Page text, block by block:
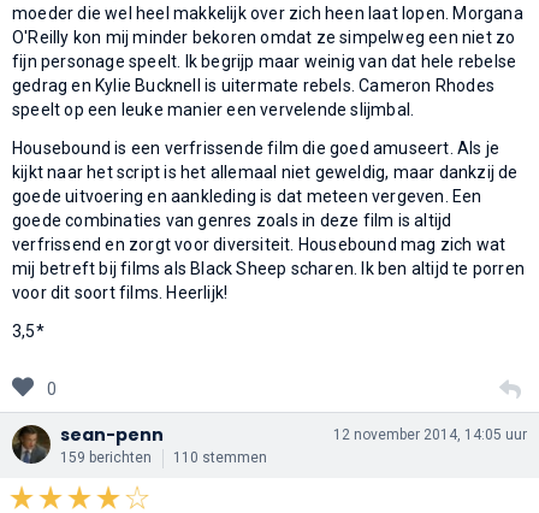
moeder die wel heel makkelijk over zich heen laat lopen. Morgana
O'Reilly kon mij minder bekoren omdat ze simpelweg een niet zo
fijn personage speelt. Ik begrijp maar weinig van dat hele rebelse
gedrag en Kylie Bucknell is uitermate rebels. Cameron Rhodes
speelt op een leuke manier een vervelende slijmbal.
Housebound is een verfrissende film die goed amuseert. Als je
kijkt naar het script is het allemaal niet geweldig, maar dankzij de
goede uitvoering en aankleding is dat meteen vergeven. Een
goede combinaties van genres zoals in deze film is altijd
verfrissend en zorgt voor diversiteit. Housebound mag zich wat
mij betreft bij films als Black Sheep scharen. Ik ben altijd te porren
voor dit soort films. Heerlijk!
3,5*
0
sean-penn
159 berichten 110 stemmen
12 november 2014, 14:05 uur